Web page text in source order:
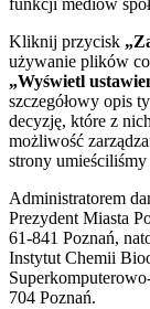
funkcji mediów
Kliknij przycisk
używanie plików
„Wyświetl
szczegółowy opis
decyzję, które z
możliwość
strony
Administratorem
Prezydent Miasta
61-841 Poznań,
Instytut Chemii
704 Poznań.